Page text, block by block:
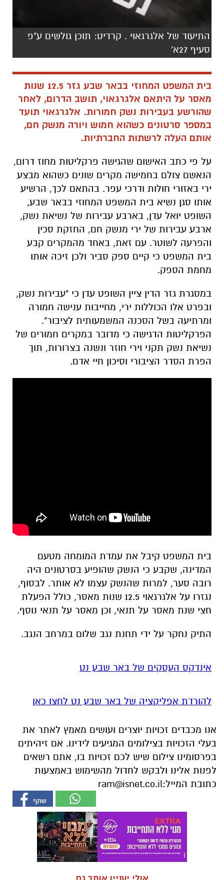
התיעוד של אלגרגאוי . קרדיט: תוכן גולשים ע"פ
סעיף 27א'
בית המשפט המחוזי בבאר שבע גזר 12.5 שנות
מאסר על היתאם אלגרגאוי, תושב הדרום, לאחר
שהורשע בעבירות נשק חמורות. אלגרגאוי תועד
במספר סרטונים כשהוא חמוש ויורה מנשק חם,
אותם העלה לרשתות החברתיות.
על פי כתב האישום שהגישה פרקליטות מחוז דרום,
הנאשם צולם בחמישה מקרים שונים כשהוא מבצע
ירי באזורי חולות ודרכי עפר. בהתאם לכך, הרשיע
אותו סגן נשיא בית המשפט המחוזי בבאר שבע,
השופט יואל עדן, בארבע עבירות של נשיאת נשק,
ארבע עבירות של ירי מנשק חם, החזקת סכין
והפרעה לשוטר. עם זאת, באחד מהמקרים קבע
בית המשפט כי קיים ספק סביר ולכן זיכה אותו
מחמת הספק.
במסגרת גזר הדין ציין השופט עדן כי "עבירות נשק,
ובפרט אלו הכוללות ירי, מחייבות ענישה חמורה
ומרתיעה בשל הסכנה המשמעותית לציבור".
הפרקליטות הדגישה כי מדובר במקרים חמורים של
נשיאת נשק תקני וירי חוזר ונשנה בצרורות, תוך
הפרת הסדר הציבורי וסיכון חיי אדם.
בית המשפט קיבל את עמדת המומחה מטעם
המדינה, שקבע כי הנשק שהופיע בסרטונים היה
רובה סער, למרות שהנשק עצמו לא אותר. לבסוף,
נגזרו על אלגרגאוי 12.5 שנות מאסר, כולל הפעלת
חצי שנת מאסר על תנאי, וכן מאסר על תנאי נוסף.
התיק נחקר על ידי תחנת נגב שלום במרחב הנגב.
אינדקס העסקים של באר שבע נט
להורדת אפליקציה של באר שבע נט לחצו כאן
אנו מכבדים זכויות יוצרים ועושים מאמץ לאתר את
בעלי הזכויות בצילומים המגיעים לידינו. אם זיהיתים
בפרסומינו צילום שיש לכם זכויות בו, אתם רשאים
לפנות אלינו ולבקש לחדול מהשימוש באמצעות
כתובת המייל:ram@isnet.co.il